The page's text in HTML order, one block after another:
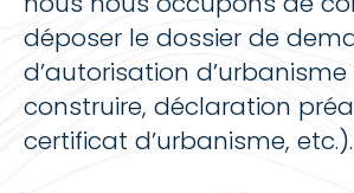
déposer le dossier de
d’autorisation
construire, déclaration
certificat d’urbanisme, etc.).